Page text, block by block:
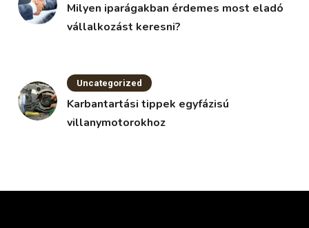
Milyen iparágakban érdemes most eladó
vállalkozást keresni?
Uncategorized
Karbantartási tippek egyfázisú
villanymotorokhoz